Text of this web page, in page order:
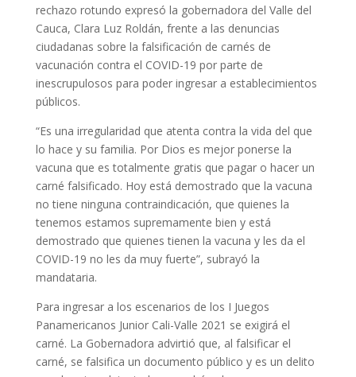
rechazo rotundo expresó la gobernadora del Valle del
Cauca, Clara Luz Roldán, frente a las denuncias
ciudadanas sobre la falsificación de carnés de
vacunación contra el COVID-19 por parte de
inescrupulosos para poder ingresar a establecimientos
públicos.
“Es una irregularidad que atenta contra la vida del que
lo hace y su familia. Por Dios es mejor ponerse la
vacuna que es totalmente gratis que pagar o hacer un
carné falsificado. Hoy está demostrado que la vacuna
no tiene ninguna contraindicación, que quienes la
tenemos estamos supremamente bien y está
demostrado que quienes tienen la vacuna y les da el
COVID-19 no les da muy fuerte”, subrayó la
mandataria.
Para ingresar a los escenarios de los I Juegos
Panamericanos Junior Cali-Valle 2021 se exigirá el
carné. La Gobernadora advirtió que, al falsificar el
carné, se falsifica un documento público y es un delito